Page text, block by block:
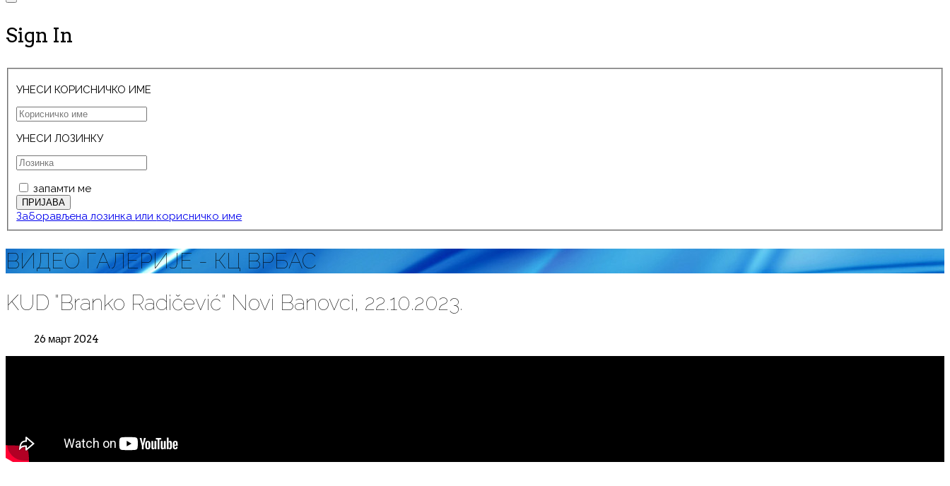
Sign In
УНЕСИ КОРИСНИЧКО ИМЕ
УНЕСИ ЛОЗИНКУ
запамти ме
Заборављена лозинка или корисничко име
ВИДЕО ГАЛЕРИЈE - КЦ ВРБАС
KUD "Branko Radičević" Novi Banovci, 22.10.2023.
26 март 2024